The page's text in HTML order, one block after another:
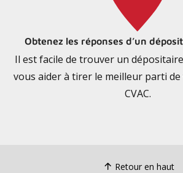
Obtenez les réponses d’un
Il est facile de trouver un
vous aider à tirer le meilleur parti
CVAC.
Retour en haut